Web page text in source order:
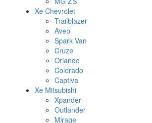
Xe Chevrolet
Trailblazer
Aveo
Spark Van
Cruze
Orlando
Colorado
Captiva
Xe Mitsubishi
Xpander
Outlander
Mirage